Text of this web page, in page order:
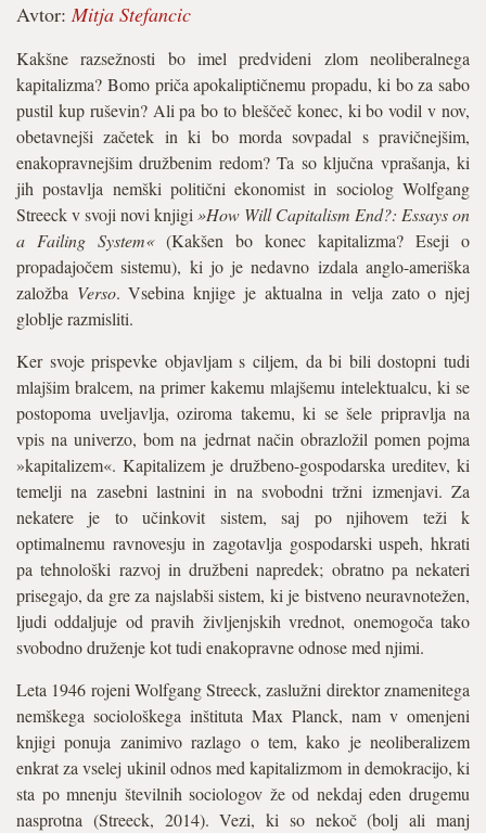
Avtor:Mitja Stefancic
Kakšne razsežnosti bo imel predvideni zlom neoliberalnega
kapitalizma? Bomo priča apokaliptičnemu propadu, ki bo za sabo
pustil kup ruševin? Ali pa bo to bleščeč konec, ki bo vodil v nov,
obetavnejši začetek in ki bo morda sovpadal s pravičnejšim,
enakopravnejšim družbenim redom? Ta so ključna vprašanja, ki
jih postavlja nemški politični ekonomist in sociolog Wolfgang
Streeck v svoji novi knjigi »How Will Capitalism End?: Essays on
a Failing System«(Kakšen bo konec kapitalizma? Eseji o
propadajočem sistemu), ki jo je nedavno izdala anglo-ameriška
založba Verso. Vsebina knjige je aktualna in velja zato o njej
globlje razmisliti.
Ker svoje prispevke objavljam s ciljem, da bi bili dostopni tudi
mlajšim bralcem, na primer kakemu mlajšemu intelektualcu, ki se
postopoma uveljavlja, oziroma takemu, ki se šele pripravlja na
vpis na univerzo, bom na jedrnat način obrazložil pomen pojma
»kapitalizem«. Kapitalizem je družbeno-gospodarska ureditev, ki
temelji na zasebni lastnini in na svobodni tržni izmenjavi. Za
nekatere je to učinkovit sistem, saj po njihovem teži k
optimalnemu ravnovesju in zagotavlja gospodarski uspeh, hkrati
pa tehnološki razvoj in družbeni napredek; obratno pa nekateri
prisegajo, da gre za najslabši sistem, ki je bistveno neuravnotežen,
ljudi oddaljuje od pravih življenjskih vrednot, onemogoča tako
svobodno druženje kot tudi enakopravne odnose med njimi.
Leta 1946 rojeni Wolfgang Streeck, zaslužni direktor znamenitega
nemškega sociološkega inštituta Max Planck, nam v omenjeni
knjigi ponuja zanimivo razlago o tem, kako je neoliberalizem
enkrat za vselej ukinil odnos med kapitalizmom in demokracijo, ki
sta po mnenju številnih sociologov že od nekdaj eden drugemu
nasprotna (Streeck, 2014). Vezi, ki so nekoč (bolj ali manj